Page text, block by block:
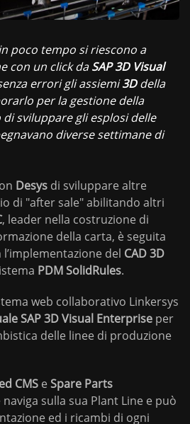
poco tempo si riescono a
con un click daSAP 3D Visual
errori gli assiemi3Ddella
per la gestione della
sviluppare gli esplosi delle
diverse settimane di
Desys di sviluppare altre
di "after sale" abilitando altri
, leader nella costruzione di
della carta, è seguita
l’implementazione del CAD3D
PDMSolidRules.
web collaborativo Linkersys
SAP3DVisual Enterprise per
delle linee di produzione
CMS e Spare Parts
sulla sua Plant Line e può
ed i ricambi di ogni